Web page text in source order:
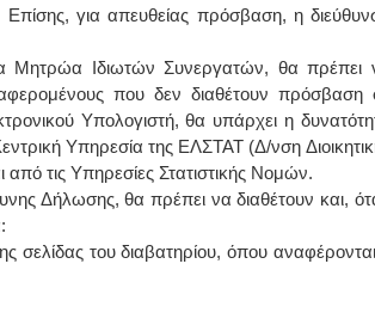
για απευθείας πρόσβαση, η
Μητρώα Ιδιωτών Συνεργατών, θα πρέπει
που δεν διαθέτουν πρόσβαση
Υπολογιστή, θα υπάρχει η
Υπηρεσία της ΕΛΣΤΑΤ (Δ/νση
τις Υπηρεσίες Στατιστικής Νομών.
Δήλωσης, θα πρέπει να διαθέτουν και,
σελίδας του διαβατηρίου, όπου
Έλενα Μπούμπα
Διδ.Παν.Αθηνών
Διπλωματούχος Ευρ.Ακαδημίας
Πάρνηθας 95-97 Αχαρναί
2102467085 & 6938502258
email- elenboumpa@gmail.com